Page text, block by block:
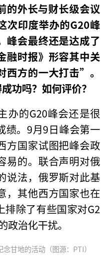
的外长与财长级会议
次印度举办的G20峰
峰会最终还是达成了
融时报》形容其中关
方的一大打击”。
功吗？如何评价？
办的G20峰会还是很
绩。9月9日峰会第一
方国家试图把峰会政
易的。联合声明对俄
说法，俄罗斯对此基
，其他西方国家也在
排除了有些国家对G2
治化干扰。
甘地的活动（图源：PTI）